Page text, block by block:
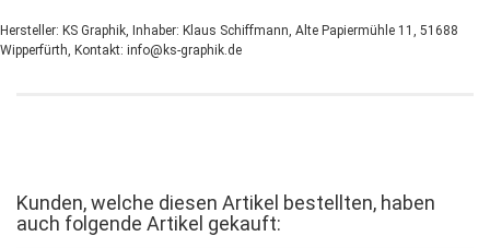
Hersteller: KS Graphik, Inhaber: Klaus Schiffmann, Alte Papiermühle 11, 51688
Wipperfürth, Kontakt: info@ks-graphik.de
Kunden, welche diesen Artikel bestellten, haben
auch folgende Artikel gekauft: